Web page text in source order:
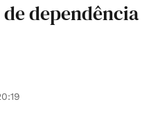
dependência